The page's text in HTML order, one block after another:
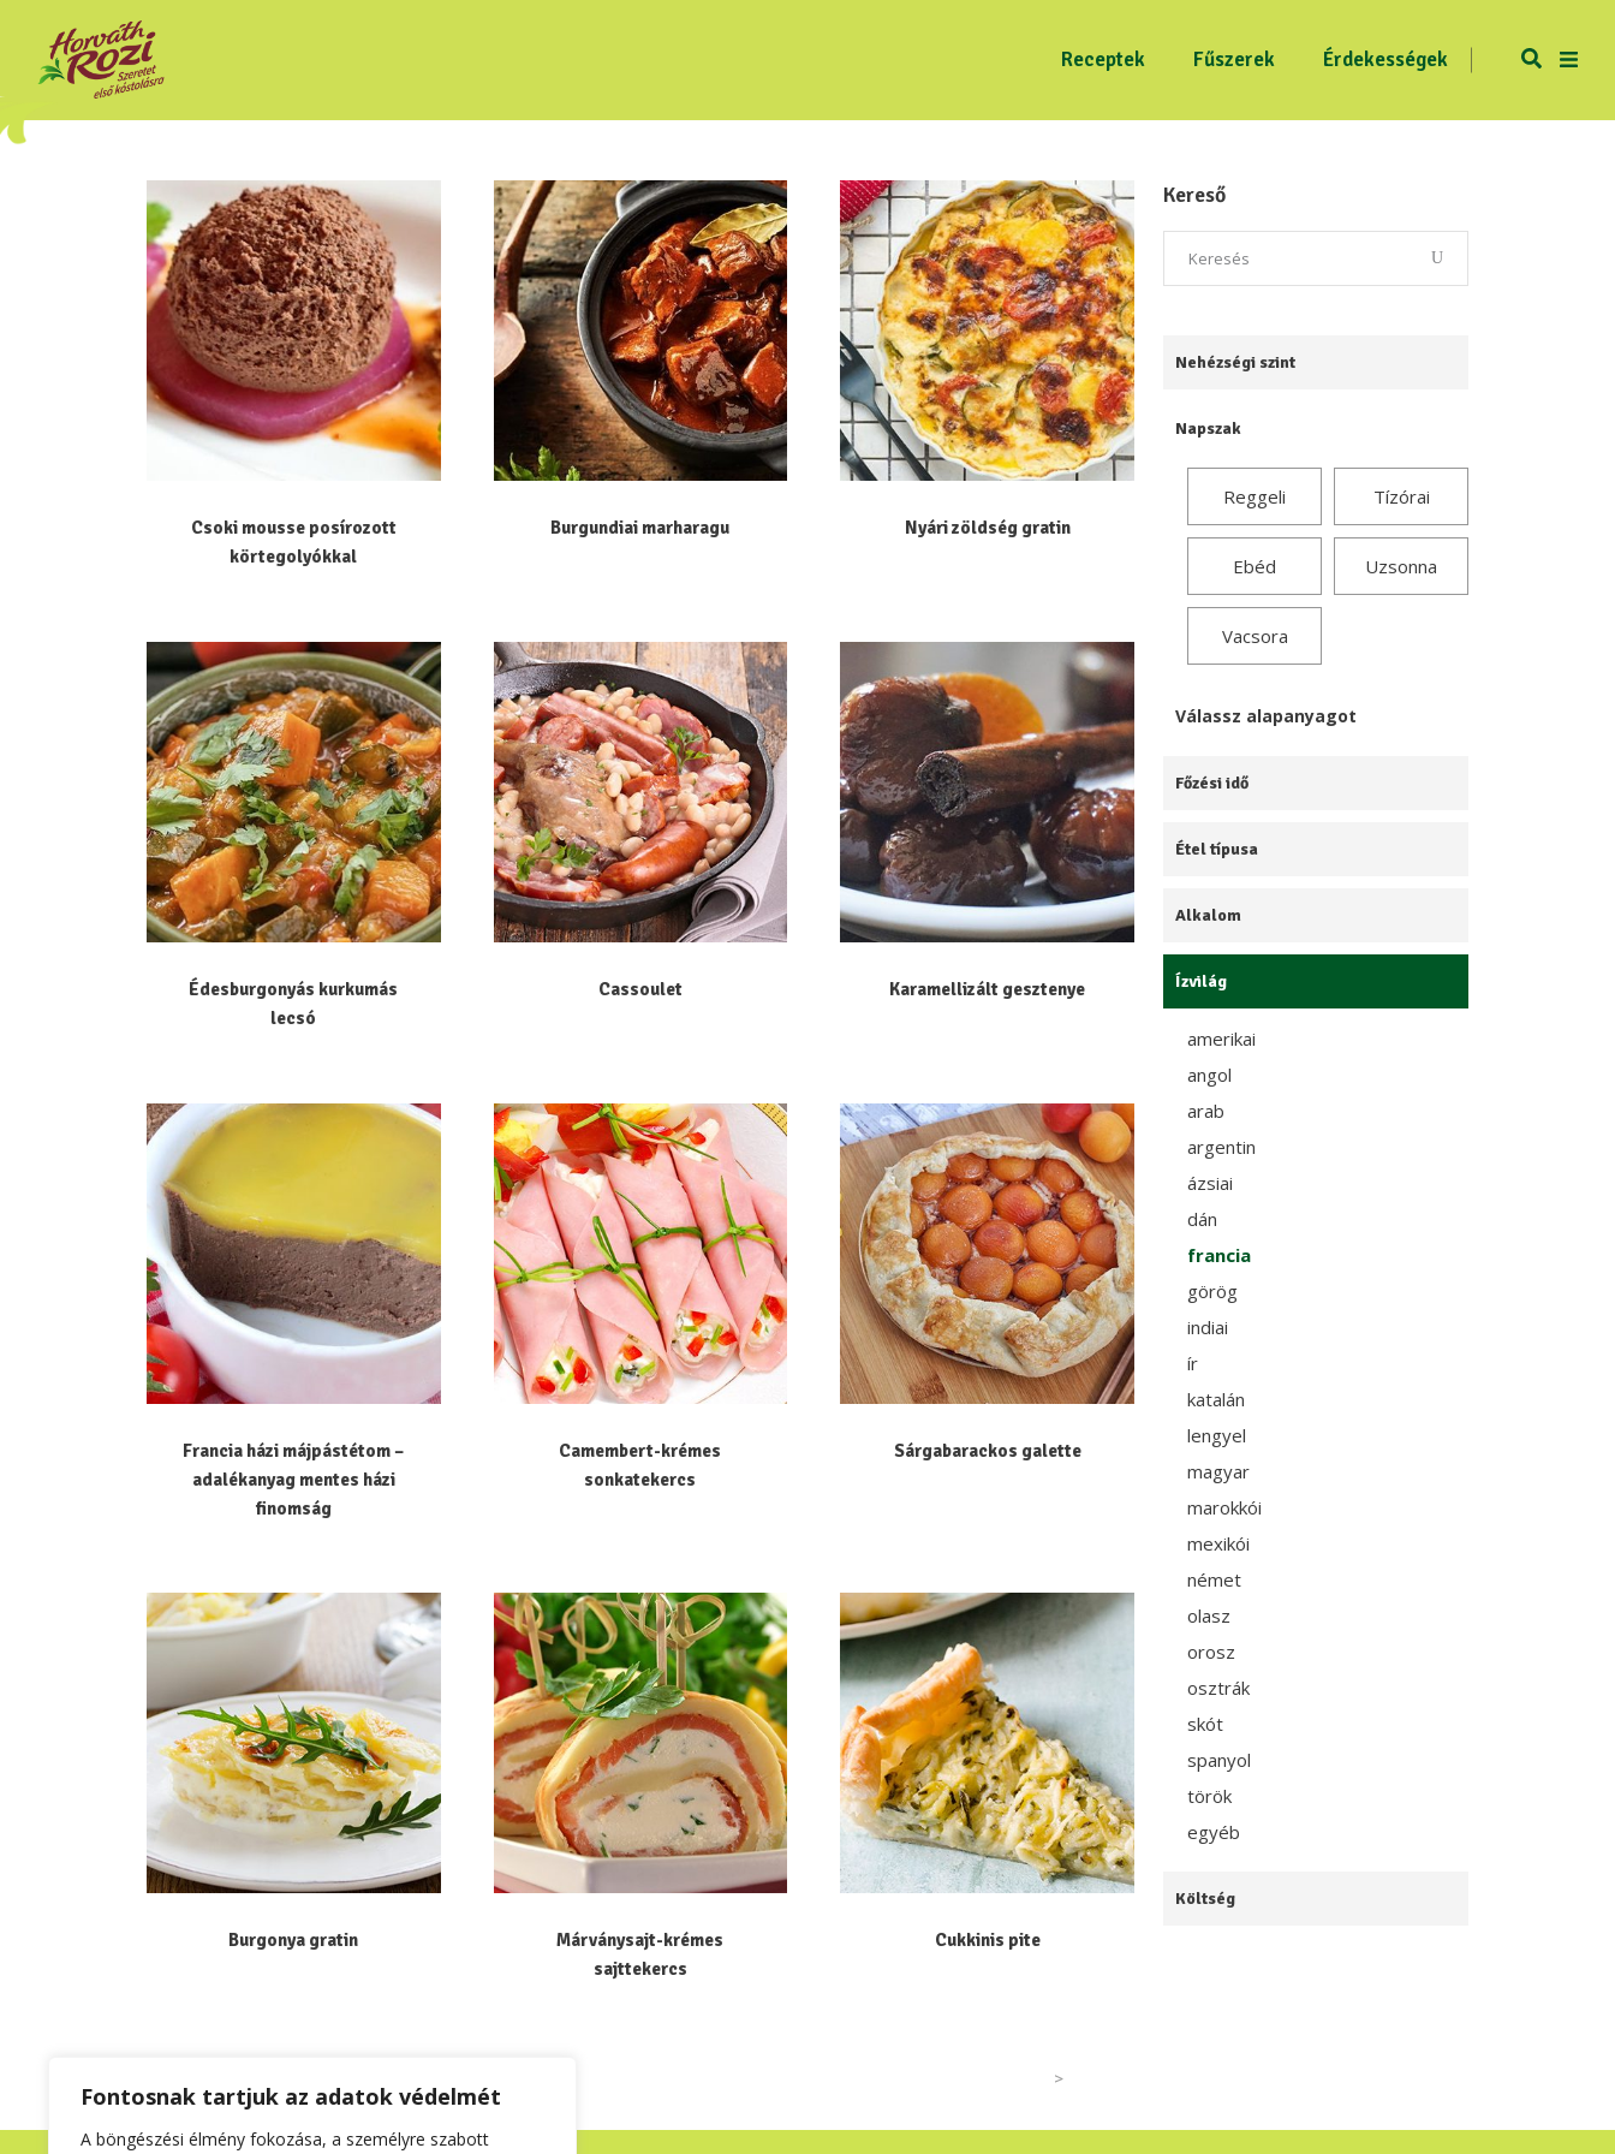
Fontosnak tartjuk az adatok védelmét
A böngészési élmény fokozása, a személyre szabott
Receptek Fűszerek Érdekességek
Csoki mousse posírozott
körtegolyókkal
Burgundiai marharagu Nyári zöldség gratin
Édesburgonyás kurkumás
lecsó
Cassoulet Karamellizált gesztenye
Francia házi májpástétom –
adalékanyag mentes házi
finomság
Camembert-krémes
sonkatekercs
Sárgabarackos galette
Burgonya gratin
Márványsajt-krémes
sajttekercs
Cukkinis pite
>
Kereső
Nehézségi szint
Napszak
Reggeli Tízórai
Ebéd Uzsonna
Vacsora
Válassz alapanyagot
Főzési idő
Étel típusa
Alkalom
Ízvilág
amerikai
angol
arab
argentin
ázsiai
dán
francia
görög
indiai
ír
katalán
lengyel
magyar
marokkói
mexikói
német
olasz
orosz
osztrák
skót
spanyol
török
egyéb
Költség